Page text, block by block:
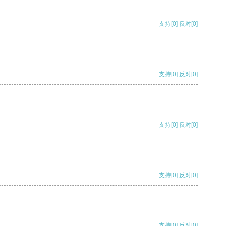
支持[0] 反对[0]
支持[0] 反对[0]
支持[0] 反对[0]
支持[0] 反对[0]